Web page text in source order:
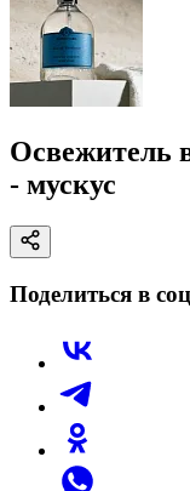
Освежитель
- мускус
Поделиться в